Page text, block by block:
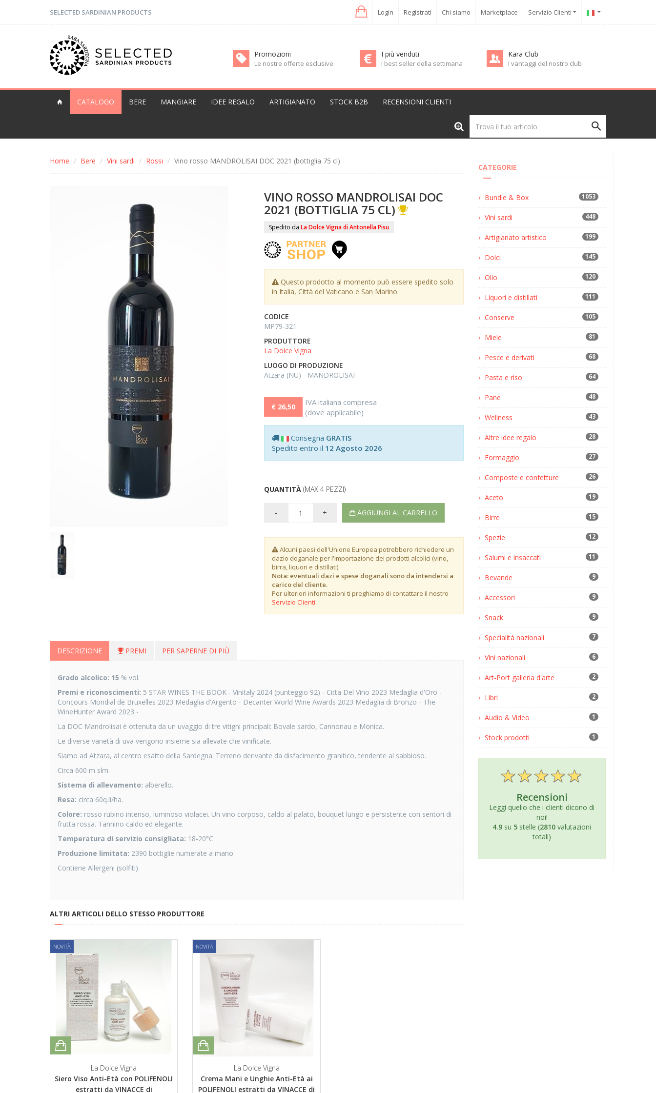
SELECTED SARDINIAN PRODUCTS Login Registrati Chi siamo Marketplace Servizio Clienti
Promozioni
Le nostre offerte esclusive
I più venduti
I best seller della settimana
Kara Club
I vantaggi del nostro club
CATALOGO BERE MANGIARE IDEE REGALO ARTIGIANATO STOCK B2B RECENSIONI CLIENTI
Home Bere Vini sardi Rossi Vino rosso MANDROLISAI DOC 2021 (bottiglia 75 cl)
VINO ROSSO MANDROLISAI DOC
2021 (BOTTIGLIA 75 CL)
Spedito da La Dolce Vigna di Antonella Pisu
Questo prodotto al momento può essere spedito solo
in Italia, Città del Vaticano e San Marino.
CODICE
MP79-321
PRODUTTORE
La Dolce Vigna
LUOGO DI PRODUZIONE
Atzara (NU) - MANDROLISAI
€ 26,50
IVA italiana compresa
(dove applicabile)
Consegna GRATIS
Spedito entro il 12 Agosto 2026
QUANTITÀ (MAX 4 PEZZI)
- + AGGIUNGI AL CARRELLO
Alcuni paesi dell'Unione Europea potrebbero richiedere un
dazio doganale per l'importazione dei prodotti alcolici (vino,
birra, liquori e distillati).
Nota: eventuali dazi e spese doganali sono da intendersi a
carico del cliente.
Per ulteriori informazioni ti preghiamo di contattare il nostro
Servizio Clienti.
DESCRIZIONE PREMI PER SAPERNE DI PIÙ
Grado alcolico: 15 % vol.
Premi e riconoscimenti: 5 STAR WINES THE BOOK - Vinitaly 2024 (punteggio 92) - Citta Del Vino 2023 Medaglia d'Oro -
Concours Mondial de Bruxelles 2023 Medaglia d'Argento - Decanter World Wine Awards 2023 Medaglia di Bronzo - The
WineHunter Award 2023 -
La DOC Mandrolisai è ottenuta da un uvaggio di tre vitigni principali: Bovale sardo, Cannonau e Monica.
Le diverse varietà di uva vengono insieme sia allevate che vinificate.
Siamo ad Atzara, al centro esatto della Sardegna. Terreno derivante da disfacimento granitico, tendente al sabbioso.
Circa 600 m slm.
Sistema di allevamento: alberello.
Resa: circa 60q.li/ha.
Colore: rosso rubino intenso, luminoso violacei. Un vino corposo, caldo al palato, bouquet lungo e persistente con sentori di
frutta rossa. Tannino caldo ed elegante.
Temperatura di servizio consigliata: 18-20°C
Produzione limitata: 2390 bottiglie numerate a mano
Contiene Allergeni (solfiti)
ALTRI ARTICOLI DELLO STESSO PRODUTTORE
NOVITÀ
La Dolce Vigna
Siero Viso Anti-Età con POLIFENOLI
estratti da VINACCE di
NOVITÀ
La Dolce Vigna
Crema Mani e Unghie Anti-Età ai
POLIFENOLI estratti da VINACCE di
CATEGORIE
Bundle & Box 1053
Vini sardi 448
Artigianato artistico 199
Dolci 145
Olio 120
Liquori e distillati 111
Conserve 105
Miele 81
Pesce e derivati 68
Pasta e riso 64
Pane 48
Wellness 43
Altre idee regalo 28
Formaggio 27
Composte e confetture 26
Aceto 19
Birre 15
Spezie 12
Salumi e insaccati 11
Bevande 9
Accessori 9
Snack 9
Specialità nazionali 7
Vini nazionali 6
Art-Port galleria d'arte 2
Libri 2
Audio & Video 1
Stock prodotti 1
Recensioni
Leggi quello che i clienti dicono di
noi!
4.9 su 5 stelle (2810 valutazioni
totali)